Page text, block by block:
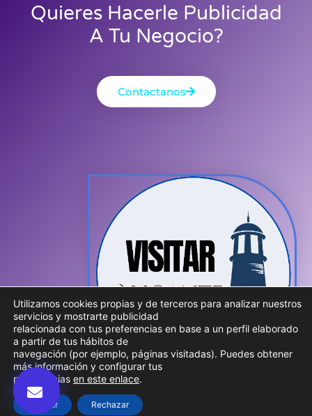
Quieres Hacerle Publicidad
A Tu Negocio?
Contactanos
Utilizamos cookies propias y de terceros para analizar nuestros
servicios y mostrarte publicidad
relacionada con tus preferencias en base a un perfil elaborado
a partir de tus hábitos de
navegación (por ejemplo, páginas visitadas). Puedes obtener
más información y configurar tus
preferencias en este enlace.
Aceptar Rechazar